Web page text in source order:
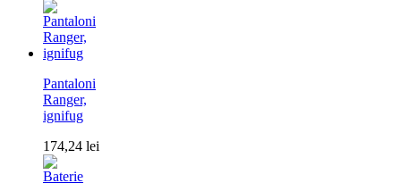
Pantaloni
Ranger,
ignifug
174,24 lei